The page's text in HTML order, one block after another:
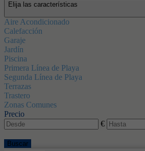
Elija las características
Aire Acondicionado
Calefacción
Garaje
Jardín
Piscina
Primera Línea de Playa
Segunda Línea de Playa
Terrazas
Trastero
Zonas Comunes
Precio
€
Buscar